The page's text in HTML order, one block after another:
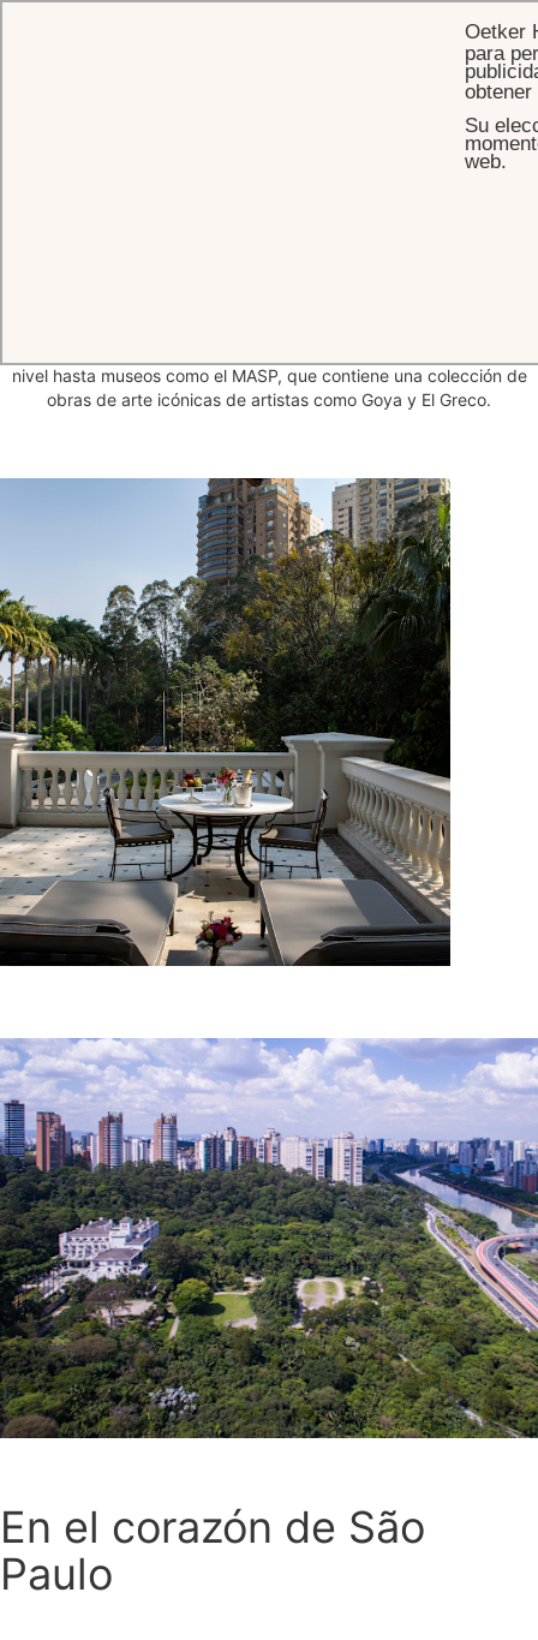
nivel hasta museos como el MASP, que contiene una colección de
obras de arte icónicas de artistas como Goya y El Greco.
En el corazón de São
Paulo
Oetker
para
Su
web.